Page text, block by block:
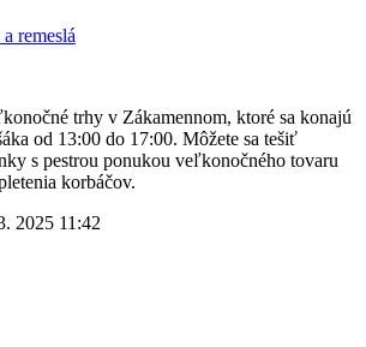
trhy v Zákamennom, ktoré sa konajú
od 13:00 do 17:00. Môžete sa tešiť
s pestrou ponukou veľkonočného tovaru
korbáčov.
2025 11:42